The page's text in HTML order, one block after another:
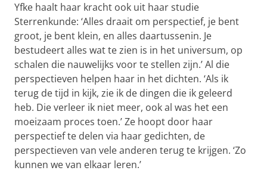
Yfke haalt haar kracht ook uit haar studie
Sterrenkunde: ‘Alles draait om perspectief, je bent
groot, je bent klein, en alles daartussenin. Je
bestudeert alles wat te zien is in het universum, op
schalen die nauwelijks voor te stellen zijn.’ Al die
perspectieven helpen haar in het dichten. ‘Als ik
terug de tijd in kijk, zie ik de dingen die ik geleerd
heb. Die verleer ik niet meer, ook al was het een
moeizaam proces toen.’ Ze hoopt door haar
perspectief te delen via haar gedichten, de
perspectieven van vele anderen terug te krijgen. ‘Zo
kunnen we van elkaar leren.’